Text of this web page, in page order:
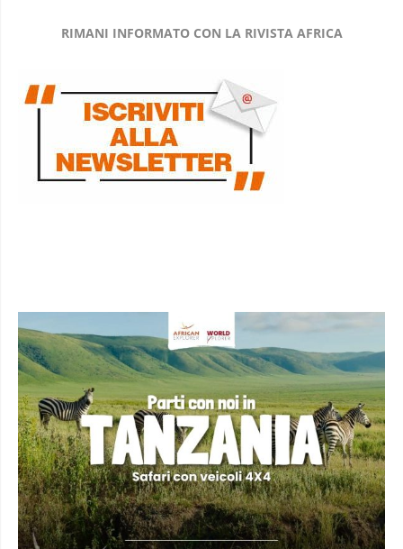
RIMANI INFORMATO CON LA RIVISTA AFRICA